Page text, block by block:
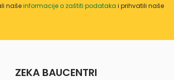
našeinformacije o zaštiti podataka i prihvatili naše
ZEKA BAUCENTRI